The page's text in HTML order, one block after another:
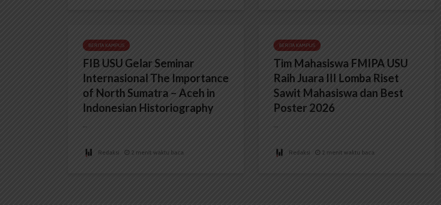
BERITA KAMPUS
FIB USU Gelar Seminar
Internasional The Importance
of North Sumatra – Aceh in
Indonesian Historiography
...
Redaksi 2 menit waktu baca
BERITA KAMPUS
Tim Mahasiswa FMIPA USU
Raih Juara III Lomba Riset
Sawit Mahasiswa dan Best
Poster 2026
...
Redaksi 2 menit waktu baca